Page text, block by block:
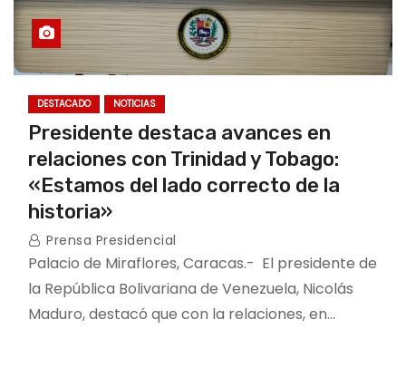
DESTACADO NOTICIAS
Presidente destaca avances en
relaciones con Trinidad y Tobago:
«Estamos del lado correcto de la
historia»
Prensa Presidencial
Palacio de Miraflores, Caracas.- El presidente de
la República Bolivariana de Venezuela, Nicolás
Maduro, destacó que con la relaciones, en…